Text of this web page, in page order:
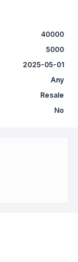
40000
5000
2025-05-01
Any
Resale
No